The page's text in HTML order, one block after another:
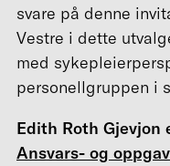
svare på denne
Vestre i dette
med
personellgruppen i
Edith Roth
Ansvars- og